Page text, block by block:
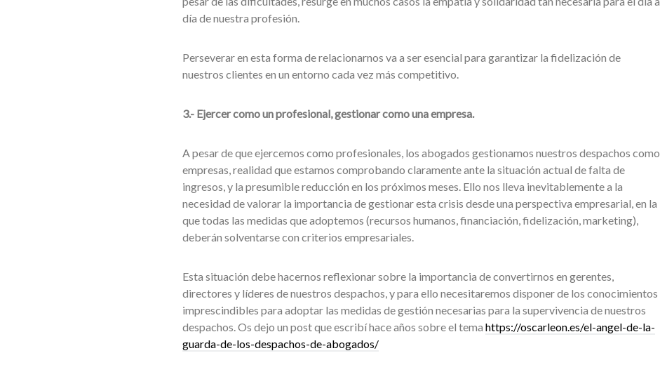
día de nuestra profesión.
Perseverar en esta forma de relacionarnos va a ser esencial para garantizar la fidelización de
nuestros clientes en un entorno cada vez más competitivo.
3.- Ejercer como un profesional, gestionar como una empresa.
A pesar de que ejercemos como profesionales, los abogados gestionamos nuestros despachos como
empresas, realidad que estamos comprobando claramente ante la situación actual de falta de
ingresos, y la presumible reducción en los próximos meses. Ello nos lleva inevitablemente a la
necesidad de valorar la importancia de gestionar esta crisis desde una perspectiva empresarial, en la
que todas las medidas que adoptemos (recursos humanos, financiación, fidelización, marketing),
deberán solventarse con criterios empresariales.
Esta situación debe hacernos reflexionar sobre la importancia de convertirnos en gerentes,
directores y líderes de nuestros despachos, y para ello necesitaremos disponer de los conocimientos
imprescindibles para adoptar las medidas de gestión necesarias para la supervivencia de nuestros
despachos. Os dejo un post que escribí hace años sobre el tema https://oscarleon.es/el-angel-de-la-
guarda-de-los-despachos-de-abogados/